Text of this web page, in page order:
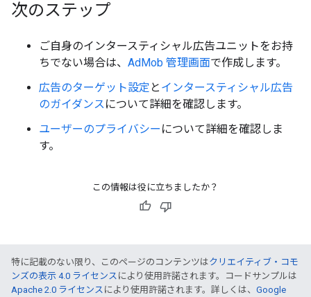
次のステップ
ご自身のインタースティシャル広告ユニットをお持
ちでない場合は、 AdMob 管理画面で作成します。
広告のターゲット設定 と インタースティシャル広告
のガイダンスについて詳細を確認します。
ユーザーのプライバシー について詳細を確認しま
す。
この情報は役に立ちましたか？
特に記載のない限り、このページのコンテンツはクリエイティブ・コモ
ンズの表示 4.0 ライセンス により使用許諾されます。コードサンプルは
Apache 2.0 ライセンス により使用許諾されます。詳しくは、 Google